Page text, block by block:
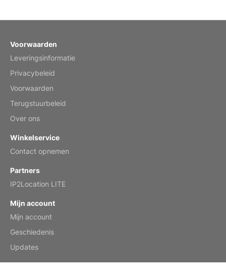
by charles
by Anne
Reviewed
by Kirsten
Fantasy 2026 Wall Calendar
Voorwaarden
Leveringsinformatie
Privacybeleid
Voorwaarden
Terugstuurbeleid
Over ons
Winkelservice
Contact opnemen
Partners
IP2Location LITE
Mijn account
Mijn account
Geschiedenis
Updates